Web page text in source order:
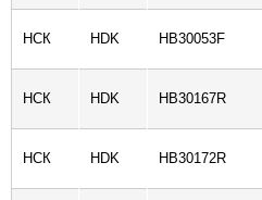
НСК HDK HB30053F
НСК HDK HB30167R
НСК HDK HB30172R